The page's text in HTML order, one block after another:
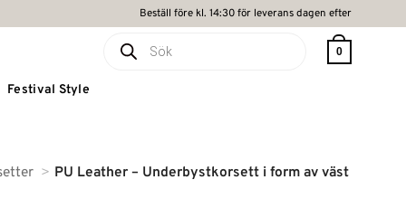
Beställ före kl. 14:30 för leverans dagen efter
0
Festival Style
PU Leather – Underbystkorsett i form av väst